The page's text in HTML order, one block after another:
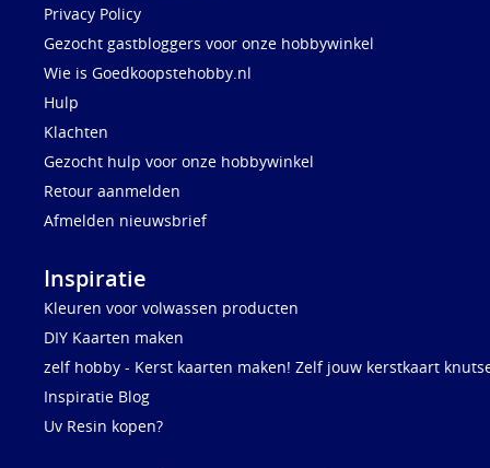
Privacy Policy
Gezocht gastbloggers voor onze hobbywinkel
Wie is Goedkoopstehobby.nl
Hulp
Klachten
Gezocht hulp voor onze hobbywinkel
Retour aanmelden
Afmelden nieuwsbrief
Inspiratie
Kleuren voor volwassen producten
DIY Kaarten maken
zelf hobby - Kerst kaarten maken! Zelf jouw kerstkaart
Inspiratie Blog
Uv Resin kopen?